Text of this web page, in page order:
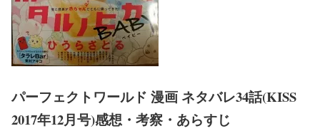
パーフェクトワールド 漫画 ネタバレ34話(KISS
2017年12月号)感想・考察・あらすじ